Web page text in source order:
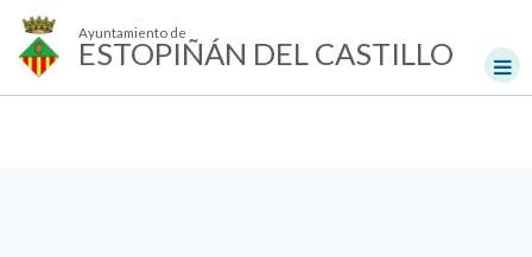
Ayuntamiento de
ESTOPIÑÁN DEL CASTILLO